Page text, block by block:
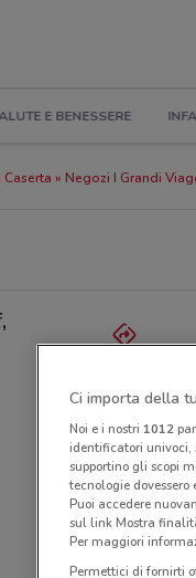
E BENESSERE
Negozi I Grandi
Ci importa della
Noi e i nostri 1012
identificatori univoci,
supportino gli scopi
tecnologie
Puoi accedere
sul link Mostra
Per maggiori
Permettici di fornirti